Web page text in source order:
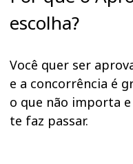
escolha?
Você quer ser
e a concorrência é
o que não importa
te faz passar.